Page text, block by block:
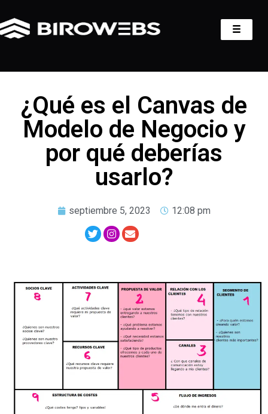
¿Qué es el Canvas de
Modelo de Negocio y
por qué deberías
usarlo?
septiembre 5, 2023 12:08 pm